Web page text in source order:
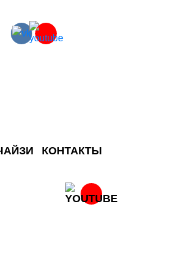
КОНТАКТЫ